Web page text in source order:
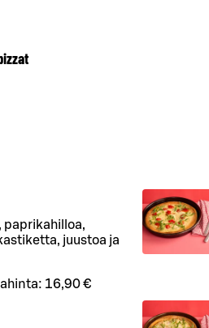
paprikahilloa,
juustoa ja
16,90 €